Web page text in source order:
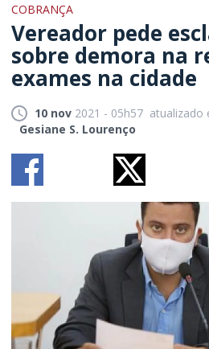
COBRANÇA
Vereador pede
sobre demora na
exames na cidade
10 nov 2021 - 05h57 atualizado
Gesiane S. Lourenço